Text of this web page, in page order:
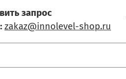
запрос
zakaz@innolevel-shop.ru